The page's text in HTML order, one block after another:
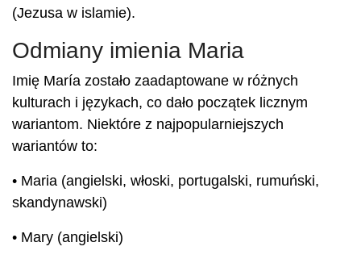
(Jezusa w islamie).
Odmiany imienia Maria
Imię María zostało zaadaptowane w różnych
kulturach i językach, co dało początek licznym
wariantom. Niektóre z najpopularniejszych
wariantów to:
• Maria (angielski, włoski, portugalski, rumuński,
skandynawski)
• Mary (angielski)